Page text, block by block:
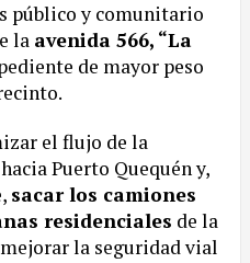
público y comunitario
la avenida 566, “La
de mayor peso
el flujo de la
Puerto Quequén y,
sacar los camiones
residenciales de la
la seguridad vial